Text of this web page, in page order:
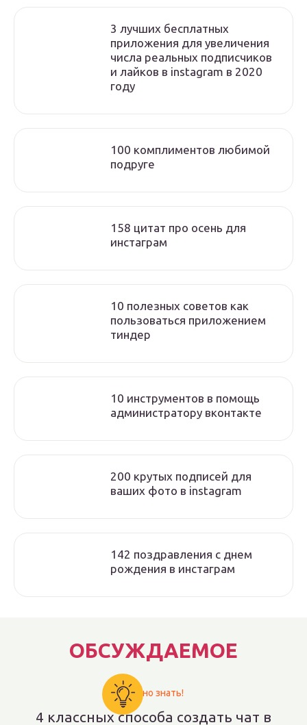
3 лучших бесплатных
приложения для увеличения
числа реальных подписчиков
и лайков в instagram в 2020
году
100 комплиментов любимой
подруге
158 цитат про осень для
инстаграм
10 полезных советов как
пользоваться приложением
тиндер
10 инструментов в помощь
администратору вконтакте
200 крутых подписей для
ваших фото в instagram
142 поздравления с днем
рождения в инстаграм
ОБСУЖДАЕМОЕ
Важно знать!
4 классных способа создать чат в